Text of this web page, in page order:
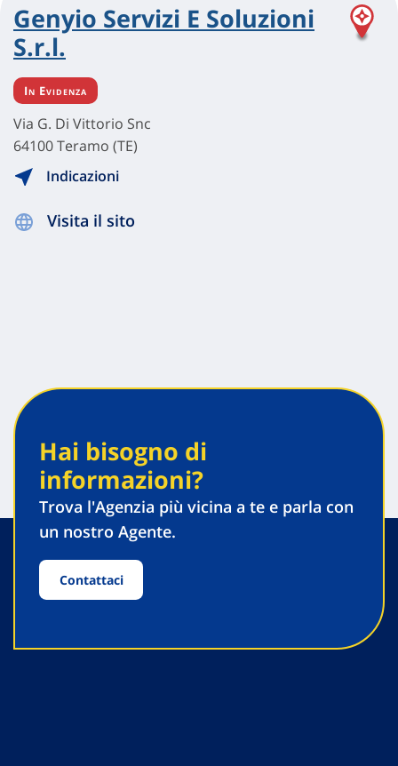
Genyio Servizi E Soluzioni
S.r.l.
In Evidenza
Via G. Di Vittorio Snc
64100 Teramo (TE)
Indicazioni
Visita il sito
Hai bisogno di
informazioni?
Trova l'Agenzia più vicina a te e parla con
un nostro Agente.
Contattaci